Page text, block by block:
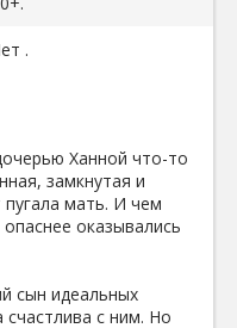
.
Ханной что-то
замкнутая и
пугала мать. И чем
оказывались
сын идеальных
счастлива с ним. Но